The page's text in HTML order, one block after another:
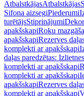
AtbalstkājasAtbalstkājas
Sifona aizsegiPiederumi
turētājsStiprinājumi
apakšskapiRoku
apakšskapiRezerves
komplekti ar apakšskapi
daļas paredzētas:
komplekti ar apakšskapi
komplekti ar apakšskapi
apakšskapiRezerves
komplekti ar apakšskapi